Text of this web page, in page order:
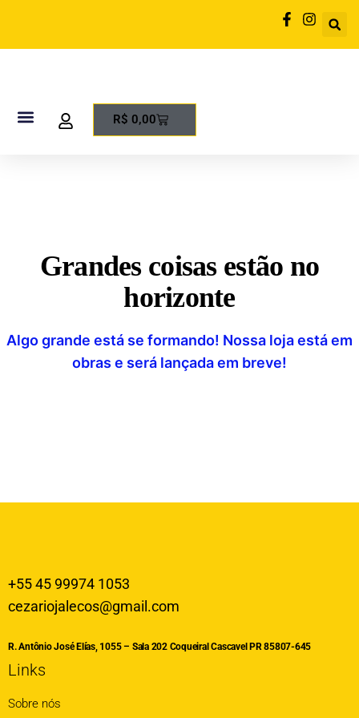
R$ 0,00
Grandes coisas estão no
horizonte
Algo grande está se formando! Nossa loja está em
obras e será lançada em breve!
+55 45 99974 1053
cezariojalecos@gmail.com
R. Antônio José Elías, 1055 – Sala 202 Coqueiral Cascavel PR 85807-645
Links
Sobre nós